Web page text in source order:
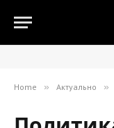
Home » Актуально »